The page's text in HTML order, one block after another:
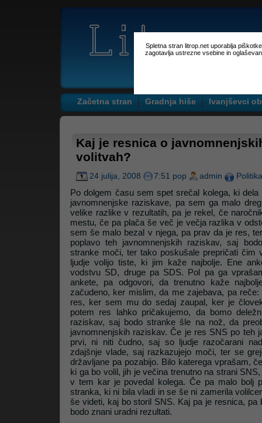
Spletna stran litrop.net uporablja
zagotavlja ustrezne vsebine in
Litrop.net
Začetna stran Gradnja hiše Ivanjševci
Kaj je resnica o
volitvah?
24 julija, 2008 7:51 pop admin Politika
Po dolgem času sem spet srečal kolega, ki
javnomnenjske raziskave, pa sem ga malo
velike razlike v rezultatih, pa je rekel, če
mestu, če pa plača še več je večja razlika v
sem še malo bezal v njega, pa prav da je res,
poplavo teh javnomnenjskih raziskav, saj
stranke moči, ter tako poskušale prepričati čim
ljudje volijo tiste, ki jim kaže najbolje. Ene
vodstvu SD, druge pa SDS. Pol pa ga
ankete, pa odgovori, da trenutno kaže
začudeno, ker mislim, da me zajebava, pa reče:
res, ker sem mu do sedaj zaupal, ker je
potem res lahko pričakujemo, da bomo
raziskav, saj bodo stranke šle na nož, da
javnomnenjskih raziskav. Če je res SNS po teh
prvi, ni niti čudno, saj so ljudje razočarani
zdajšnje vlade, saj razkazujejo moči, ter se
državljane pa pozabijo. Bilo katerega vprašam,
ki ga bo volil, jih je večina trenutno na strani
v tem kar je povedal kolega. Če pa malo bolj
stranka, ki ni bila vladi in se še ni zamerila
še videti, kaj bo storil SNS. Kaj pa je resnica, pa
bodo znani uradni rezultati.